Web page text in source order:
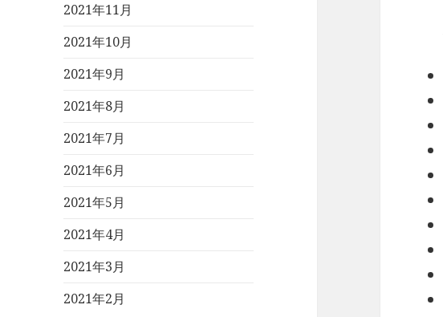
2021年11月
2021年10月
2021年9月
2021年8月
2021年7月
2021年6月
2021年5月
2021年4月
2021年3月
2021年2月